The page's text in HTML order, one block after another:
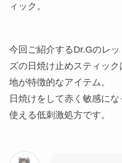
ィック。
今回ご紹介するDr.Gのレ
ズの日焼け止めスティッ
地が特徴的なアイテム。
日焼けをして赤く敏感に
使える低刺激処方です。